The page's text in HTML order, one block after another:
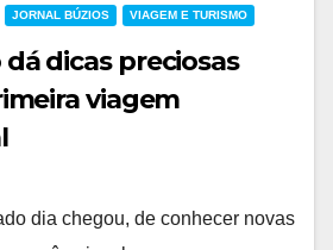
JORNAL BÚZIOS VIAGEM E TURISMO
dicas preciosas
viagem
dia chegou, de conhecer novas